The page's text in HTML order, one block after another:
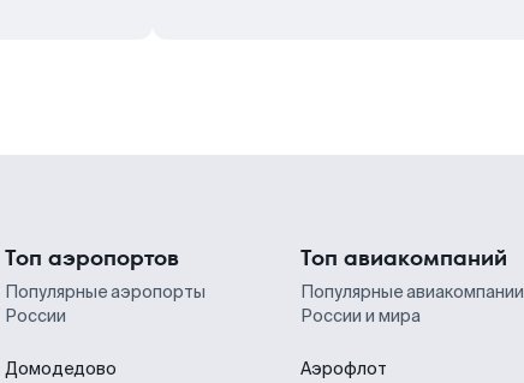
Топ аэропортов
Популярные аэропорты
России
Домодедово
Топ авиакомпаний
Популярные авиакомпании
России и мира
Аэрофлот